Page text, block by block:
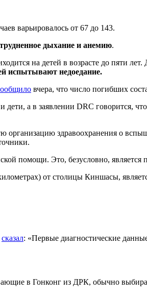
варьировалось от 67 до 143.
дыхание и анемию.
на детей в возрасте до пяти
испытывают недоедание.
вчера, что число погибших
а в заявлении DRC говорится,
здравоохранения о
помощи. Это, безусловно,
от столицы Киншасы,
сказал: «Первые диагностические
в Гонконг из ДРК, обычно